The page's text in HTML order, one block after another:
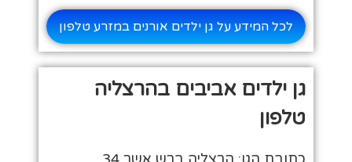
לכל המידע על גן ילדים אורנים במזרע טלפון
גן ילדים אביבים בהרצליה
טלפון